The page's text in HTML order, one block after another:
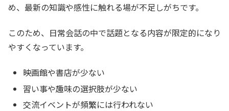
め、最新の知識や感性に触れる場が不足しがちです。
このため、日常会話の中で話題となる内容が限定的になり
やすくなっています。
映画館や書店が少ない
習い事や趣味の選択肢が少ない
交流イベントが頻繁には行われない